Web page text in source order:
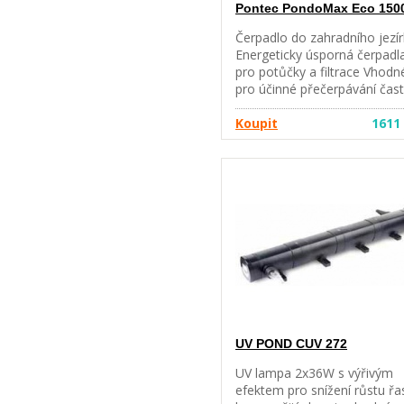
Pontec PondoMax Eco
Čerpadlo do zahradního
Energeticky úsporná
pro potůčky a filtrace
pro účinné přečerpávání
do velikosti 4-8 mm
koncovka ¾”, 1”, 1 ¼”, 1 ½”
součástí dodávky Obsahuje
tepelnou pojistku Výkon
kabel 10 m Návod pro
čerpadla Pondomax ECO
Koupit 1611
UV POND CUV 272
UV lampa 2x36W s výřivým
efektem pro snížení růstu